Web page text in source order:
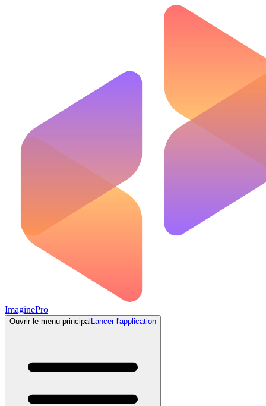
ImaginePro
Ouvrir le menu principal Lancer l'application